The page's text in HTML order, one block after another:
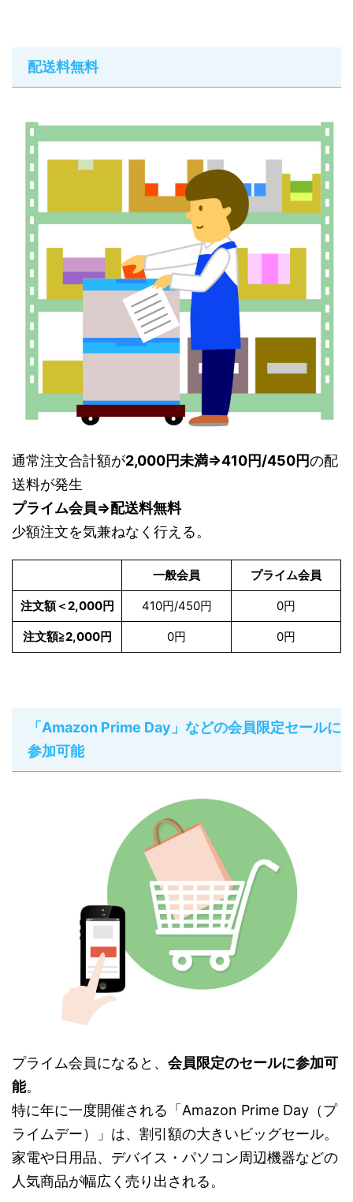
配送料無料
通常注文合計額が2,000円未満⇒410円/450円の配
送料が発生
プライム会員⇒配送料無料
少額注文を気兼ねなく行える。
一般会員 プライム会員
注文額＜2,000円 410円/450円 0円
注文額≧2,000円 0円 0円
「Amazon Prime Day」などの会員限定セールに
参加可能
プライム会員になると、 会員限定のセールに参加可
能。
特に年に一度開催される「Amazon Prime Day（プ
ライムデー）」は、割引額の大きいビッグセール。
家電や日用品、デバイス・パソコン周辺機器などの
人気商品が幅広く売り出される。